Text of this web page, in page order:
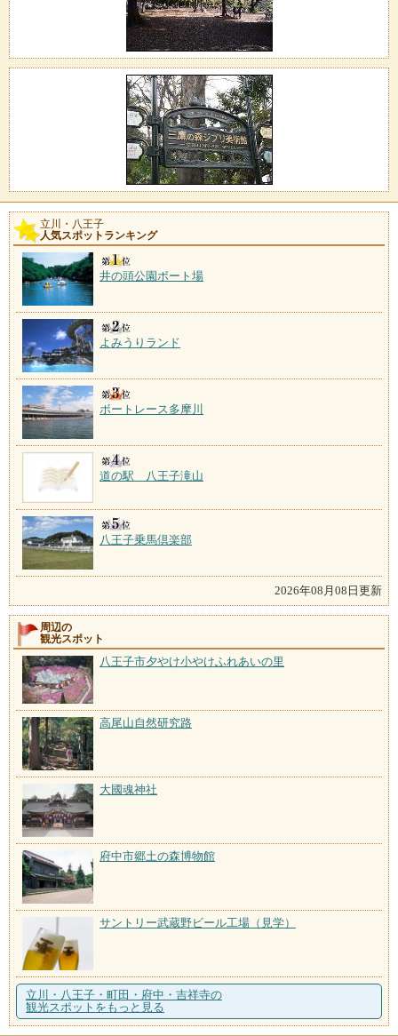
立川・八王子
人気スポットランキング
井の頭公園ボート場
よみうりランド
ボートレース多摩川
道の駅 八王子滝山
八王子乗馬倶楽部
2026年08月08日更新
周辺の
観光スポット
八王子市夕やけ小やけふれあいの里
高尾山自然研究路
大國魂神社
府中市郷土の森博物館
サントリー武蔵野ビール工場（見学）
立川・八王子・町田・府中・吉祥寺の
観光スポットをもっと見る